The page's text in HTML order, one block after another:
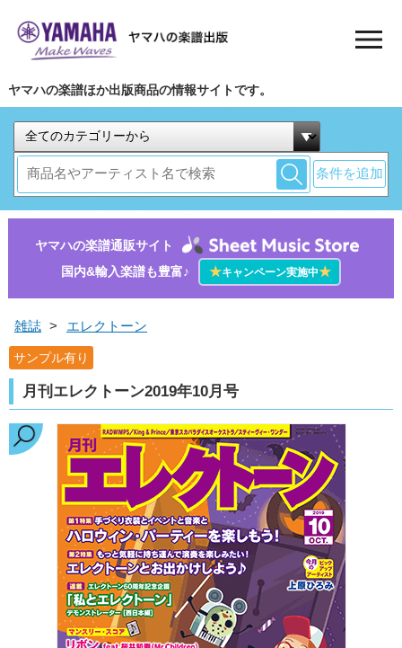
ヤマハの楽譜ほか出版商品の情報サイトです。
条件を追加
ヤマハの楽譜通販サイト
国内&輸入楽譜も豊富♪
★キャンペーン実施中★
雑誌 > エレクトーン
サンプル有り
月刊エレクトーン2019年10月号